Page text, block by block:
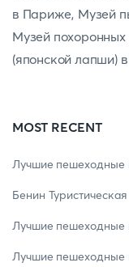
в Париже, Музей
Музей
(японской лапши)
MOST RECENT
Лучшие пешеходные
Бенин
Лучшие пешеходные
Лучшие пешеходные